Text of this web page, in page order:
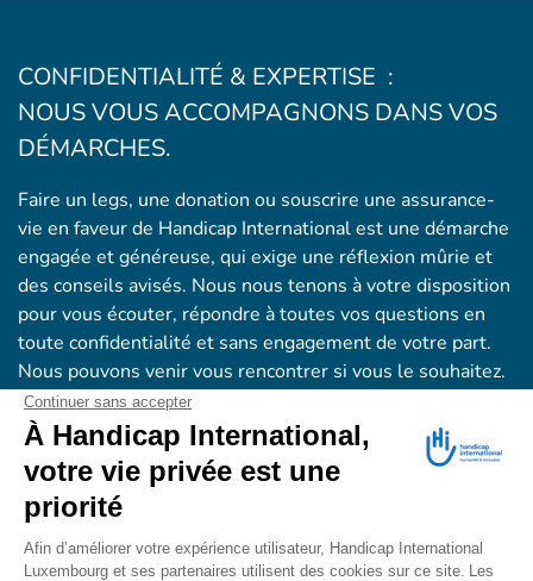
CONFIDENTIALITÉ & EXPERTISE :
NOUS VOUS ACCOMPAGNONS DANS VOS
DÉMARCHES.
Faire un legs, une donation ou souscrire une assurance-
vie en faveur de Handicap International est une démarche
engagée et généreuse, qui exige une réflexion mûrie et
des conseils avisés. Nous nous tenons à votre disposition
pour vous écouter, répondre à toutes vos questions en
toute confidentialité et sans engagement de votre part.
Nous pouvons venir vous rencontrer si vous le souhaitez.
N’hésitez pas à nous contacter.
→ Revenir au sitewww.handicap-international.lu
Mentions légales
NOTRE ÉQUIPE LEGS, DONATIONS,